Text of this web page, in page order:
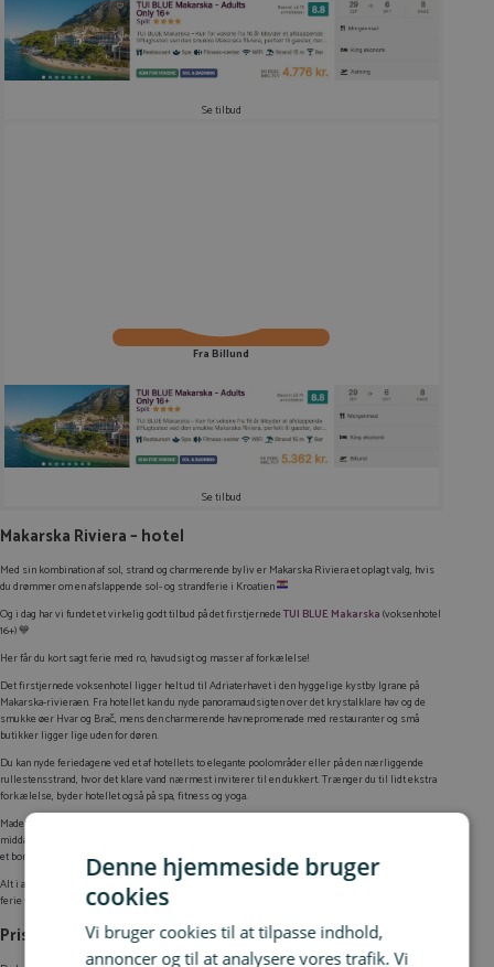
Se tilbud
Fra Billund
Se tilbud
Makarska Riviera – hotel
Med sin kombination af sol, strand og charmerende byliv er Makarska Riviera et oplagt valg, hvis
du drømmer om en afslappende sol- og strandferie i Kroatien
Og i dag har vi fundet et virkelig godt tilbud på det firstjernedeTUI BLUE Makarska(voksenhotel
16+) 💙
Her får du kort sagt ferie med ro, havudsigt og masser af forkælelse!
Det firstjernede voksenhotel ligger helt ud til Adriaterhavet i den hyggelige kystby Igrane på
Makarska-rivieraen. Fra hotellet kan du nyde panoramaudsigten over det krystalklare hav og de
smukke øer Hvar og Brač, mens den charmerende havnepromenade med restauranter og små
butikker ligger lige uden for døren.
Du kan nyde feriedagene ved et af hotellets to elegante poolområder eller på den nærliggende
rullestensstrand, hvor det klare vand nærmest inviterer til en dukkert. Trænger du til lidt ekstra
forkælelse, byder hotellet også på spa, fitness og yoga.
Maden er også en vigtig del af oplevelsen. Glæd dig til store morgenbuffeter, live cooking og
middag med udsigt over havet – og hvis aftenen skal være lidt ekstra romantisk, kan du reservere
et bord på hotellets à la carte-restaurant.
Alt i alt er TUI BLUE Makarska det perfekte valg til par og voksne, der drømmer om en afslappende
ferie ved den kroatiske Adriaterhavskyst 🌊
Priser og bestilling
Denne hjemmeside bruger
cookies
Vi bruger cookies til at tilpasse indhold,
annoncer og til at analysere vores trafik. Vi